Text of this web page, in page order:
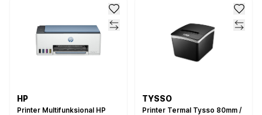
HP
Printer Multifunksional HP
TYSSO
Printer Termal Tysso 80mm /